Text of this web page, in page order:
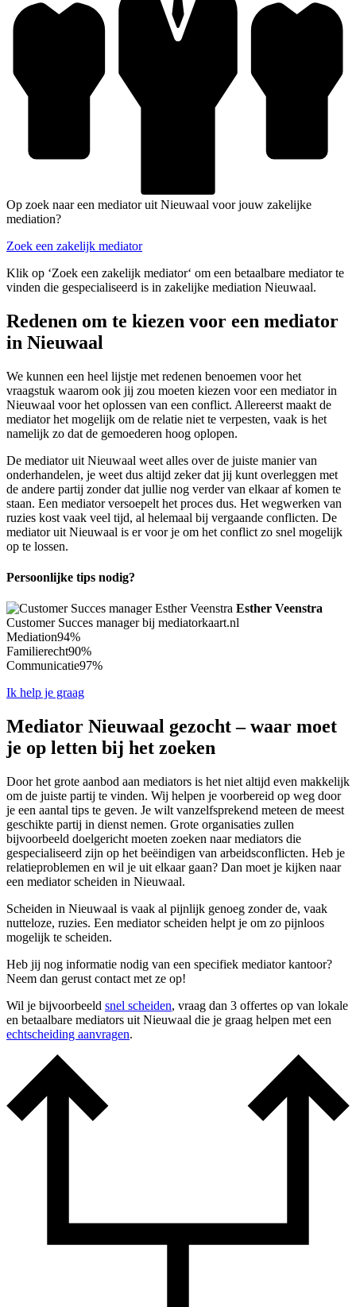
Op zoek naar een mediator uit Nieuwaal voor jouw zakelijke
mediation?
Zoek een zakelijk mediator
Klik op ‘Zoek een zakelijk mediator‘ om een betaalbare mediator te
vinden die gespecialiseerd is in zakelijke mediation Nieuwaal.
Redenen om te kiezen voor een mediator
in Nieuwaal
We kunnen een heel lijstje met redenen benoemen voor het
vraagstuk waarom ook jij zou moeten kiezen voor een mediator in
Nieuwaal voor het oplossen van een conflict. Allereerst maakt de
mediator het mogelijk om de relatie niet te verpesten, vaak is het
namelijk zo dat de gemoederen hoog oplopen.
De mediator uit Nieuwaal weet alles over de juiste manier van
onderhandelen, je weet dus altijd zeker dat jij kunt overleggen met
de andere partij zonder dat jullie nog verder van elkaar af komen te
staan. Een mediator versoepelt het proces dus. Het wegwerken van
ruzies kost vaak veel tijd, al helemaal bij vergaande conflicten. De
mediator uit Nieuwaal is er voor je om het conflict zo snel mogelijk
op te lossen.
Persoonlijke tips nodig?
Esther Veenstra
Customer Succes manager bij mediatorkaart.nl
Mediation94%
Familierecht90%
Communicatie97%
Ik help je graag
Mediator Nieuwaal gezocht – waar moet
je op letten bij het zoeken
Door het grote aanbod aan mediators is het niet altijd even makkelijk
om de juiste partij te vinden. Wij helpen je voorbereid op weg door
je een aantal tips te geven. Je wilt vanzelfsprekend meteen de meest
geschikte partij in dienst nemen. Grote organisaties zullen
bijvoorbeeld doelgericht moeten zoeken naar mediators die
gespecialiseerd zijn op het beëindigen van arbeidsconflicten. Heb je
relatieproblemen en wil je uit elkaar gaan? Dan moet je kijken naar
een mediator scheiden in Nieuwaal.
Scheiden in Nieuwaal is vaak al pijnlijk genoeg zonder de, vaak
nutteloze, ruzies. Een mediator scheiden helpt je om zo pijnloos
mogelijk te scheiden.
Heb jij nog informatie nodig van een specifiek mediator kantoor?
Neem dan gerust contact met ze op!
Wil je bijvoorbeeld snel scheiden, vraag dan 3 offertes op van lokale
en betaalbare mediators uit Nieuwaal die je graag helpen met een
echtscheiding aanvragen.